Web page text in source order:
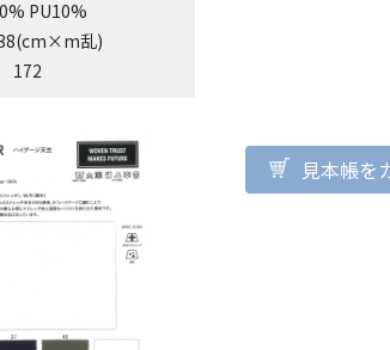
PU10%
乱)
172
見本帳を